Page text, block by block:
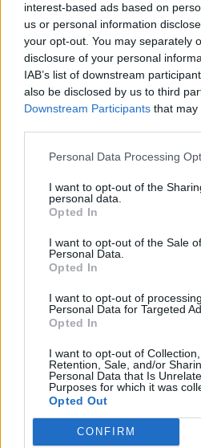
interest-based ads based on
us or personal information
your opt-out. You may separately
disclosure of your personal
IAB’s list of downstream
also be disclosed by us to third
Downstream Participants that may
Personal Data Processing
I want to opt-out of the
personal data.
Opted In
I want to opt-out of the Sale
Personal Data.
Opted In
I want to opt-out of
Personal Data for Targeted
Opted In
I want to opt-out of Collection,
Retention, Sale, and/or
Personal Data that Is
Purposes for which it was
Opted Out
CONFIRM